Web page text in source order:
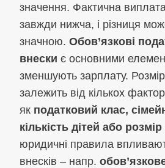
значення. Фактична
завжди нижча, і різниця
значною. Обов’язкові
внески є основними
зменшують зарплату.
залежить від кількох
як податковий клас,
кількість дітей або
юридичні правила
внесків – напр.